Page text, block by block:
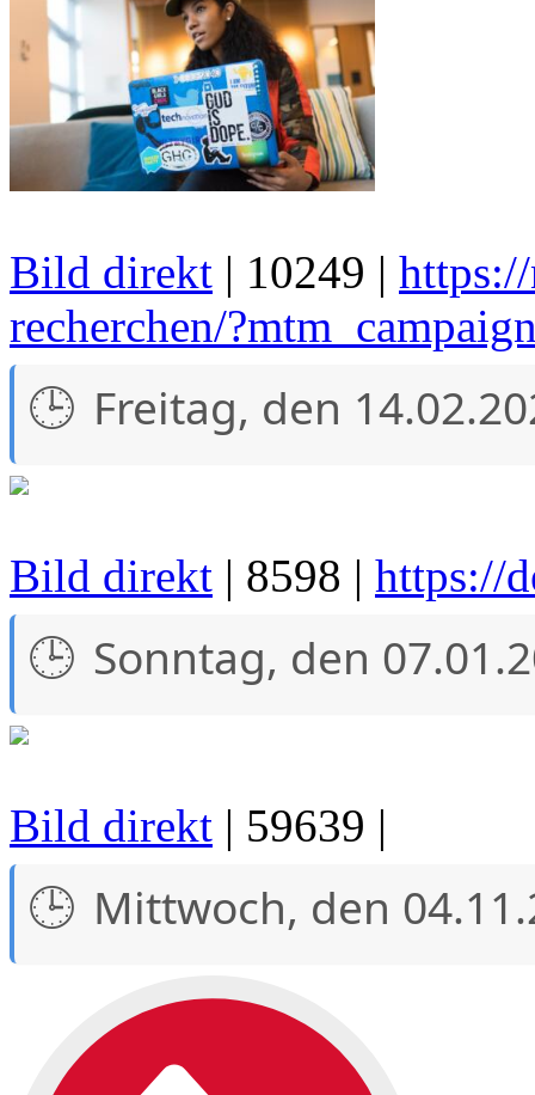
Bild direkt | 10249 |
recherchen/
Freitag, den
Bild direkt | 8598 | https://
Sonntag, den
Bild direkt | 59639 |
Mittwoch, den